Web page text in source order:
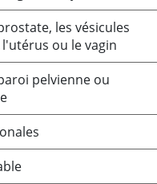
les vésicules
ou le vagin
pelvienne ou